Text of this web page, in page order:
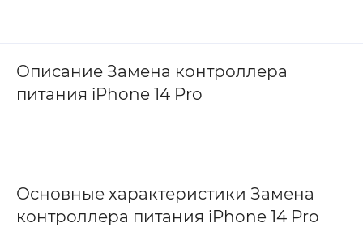
Описание Замена контроллера
питания iPhone 14 Pro
Основные характеристики Замена
контроллера питания iPhone 14 Pro